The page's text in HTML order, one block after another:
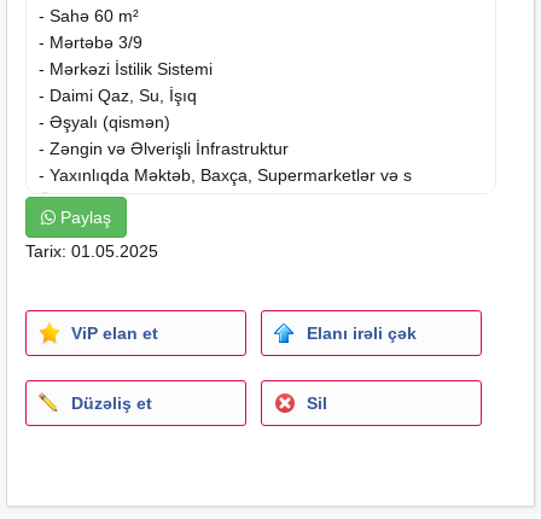
- Sahə 60 m²
- Mərtəbə 3/9
- Mərkəzi İstilik Sistemi
- Daimi Qaz, Su, İşıq
- Əşyalı (qismən)
- Zəngin və Əlverişli İnfrastruktur
- Yaxınlıqda Məktəb, Baxça, Supermarketlər və s
Ünvan : Nizami Rayon, Qara Qarayev Prospekti, Ruslan
Marketin Yanı.
Ofis Haqqı 1% Təşkil Edir.
Paylaş
Tarix: 01.05.2025
ViP elan et Elanı irəli çək
Düzəliş et Sil